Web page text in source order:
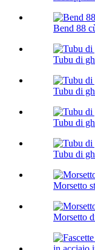
Bend 88
Tubu di
Tubu di
Tubu di
Tubu di
Morsetto
Morsetto